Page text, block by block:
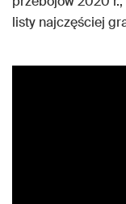
listy najczęściej